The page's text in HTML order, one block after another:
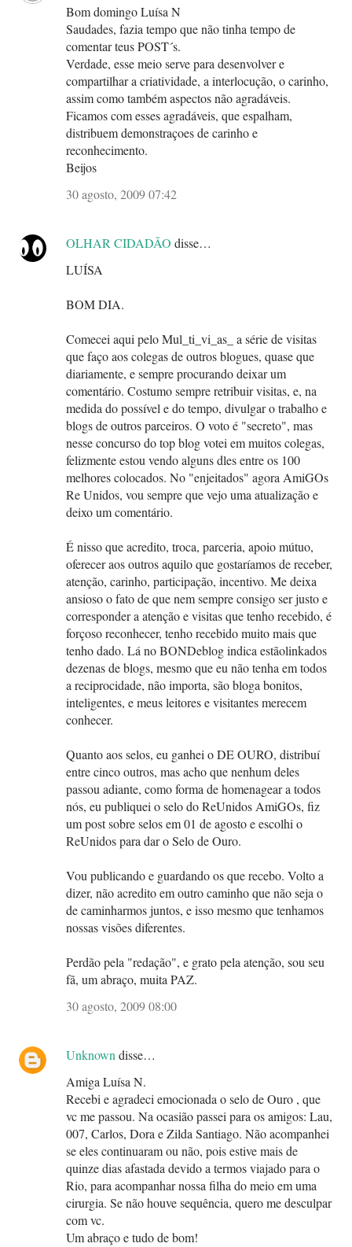
Bom domingo Luísa N
Saudades, fazia tempo que não tinha tempo de
comentar teus POST´s.
Verdade, esse meio serve para desenvolver e
compartilhar a criatividade, a interlocução, o carinho,
assim como também aspectos não agradáveis.
Ficamos com esses agradáveis, que espalham,
distribuem demonstraçoes de carinho e
reconhecimento.
Beijos
30 agosto, 2009 07:42
OLHAR CIDADÃO disse…
LUÍSA
BOM DIA.
Comecei aqui pelo Mul_ti_vi_as_ a série de visitas
que faço aos colegas de outros blogues, quase que
diariamente, e sempre procurando deixar um
comentário. Costumo sempre retribuir visitas, e, na
medida do possível e do tempo, divulgar o trabalho e
blogs de outros parceiros. O voto é "secreto", mas
nesse concurso do top blog votei em muitos colegas,
felizmente estou vendo alguns dles entre os 100
melhores colocados. No "enjeitados" agora AmiGOs
Re Unidos, vou sempre que vejo uma atualização e
deixo um comentário.
É nisso que acredito, troca, parceria, apoio mútuo,
oferecer aos outros aquilo que gostaríamos de receber,
atenção, carinho, participação, incentivo. Me deixa
ansioso o fato de que nem sempre consigo ser justo e
corresponder a atenção e visitas que tenho recebido, é
forçoso reconhecer, tenho recebido muito mais que
tenho dado. Lá no BONDeblog indica estãolinkados
dezenas de blogs, mesmo que eu não tenha em todos
a reciprocidade, não importa, são bloga bonitos,
inteligentes, e meus leitores e visitantes merecem
conhecer.
Quanto aos selos, eu ganhei o DE OURO, distribuí
entre cinco outros, mas acho que nenhum deles
passou adiante, como forma de homenagear a todos
nós, eu publiquei o selo do ReUnidos AmiGOs, fiz
um post sobre selos em 01 de agosto e escolhi o
ReUnidos para dar o Selo de Ouro.
Vou publicando e guardando os que recebo. Volto a
dizer, não acredito em outro caminho que não seja o
de caminharmos juntos, e isso mesmo que tenhamos
nossas visões diferentes.
Perdão pela "redação", e grato pela atenção, sou seu
fã, um abraço, muita PAZ.
30 agosto, 2009 08:00
Unknowndisse…
Amiga Luísa N.
Recebi e agradeci emocionada o selo de Ouro , que
vc me passou. Na ocasião passei para os amigos: Lau,
007, Carlos, Dora e Zilda Santiago. Não acompanhei
se eles continuaram ou não, pois estive mais de
quinze dias afastada devido a termos viajado para o
Rio, para acompanhar nossa filha do meio em uma
cirurgia. Se não houve sequência, quero me desculpar
com vc.
Um abraço e tudo de bom!